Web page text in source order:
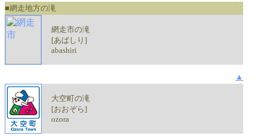
■網走地方の滝
網走市の滝
[あばしり]
abashiri
▲
大空町の滝
[おおぞら]
ozora